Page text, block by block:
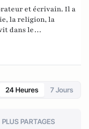
et écrivain. Il a
la religion, la
dans le
et ses enfants.
rédaction du
24 Heures 7 Jours
PLUS PARTAGES